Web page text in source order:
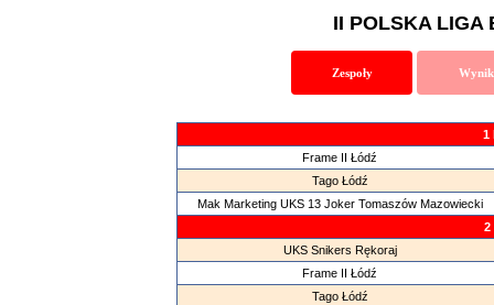
II POLSKA LIGA
Zespoły
1
Frame II Łódź
Tago Łódź
Mak Marketing UKS 13 Joker Tomaszów Mazowiecki
2
UKS Snikers Rękoraj
Frame II Łódź
Tago Łódź